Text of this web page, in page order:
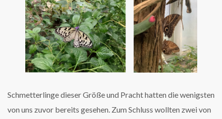
Schmetterlinge dieser Größe und Pracht hatten die wenigsten
von uns zuvor bereits gesehen. Zum Schluss wollten zwei von